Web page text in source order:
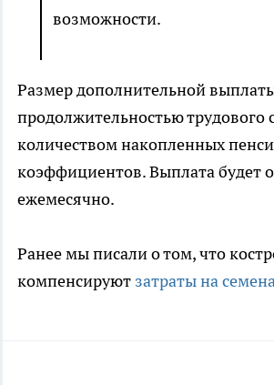
возможности.
Размер дополнительной
продолжительностью трудового
количеством накопленных
коэффициентов. Выплата будет
ежемесячно.
Ранее мы писали о том, что
компенсируют затраты на